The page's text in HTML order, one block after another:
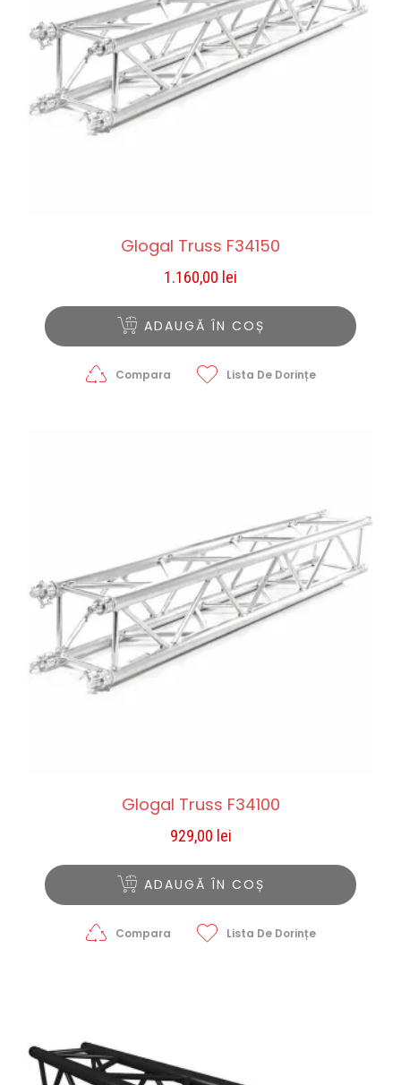
Glogal Truss F34150
1.160,00 lei
ADAUGĂ ÎN COȘ
Compara Lista De Dorințe
Glogal Truss F34100
929,00 lei
ADAUGĂ ÎN COȘ
Compara Lista De Dorințe